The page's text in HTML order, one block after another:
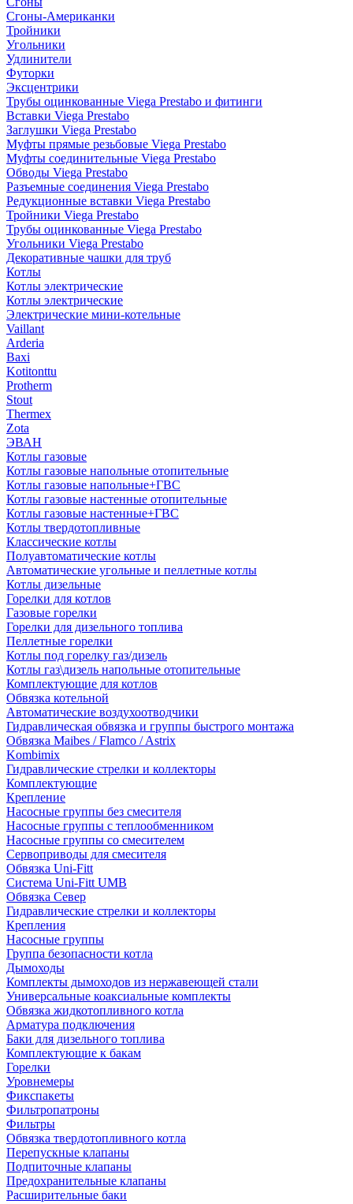
Сгоны-Американки
Тройники
Угольники
Удлинители
Футорки
Эксцентрики
Трубы оцинкованные Viega Prestabo и фитинги
Вставки Viega Prestabo
Заглушки Viega Prestabo
Муфты прямые резьбовые Viega Prestabo
Муфты соединительные Viega Prestabo
Обводы Viega Prestabo
Разъемные соединения Viega Prestabo
Редукционные вставки Viega Prestabo
Тройники Viega Prestabo
Трубы оцинкованные Viega Prestabo
Угольники Viega Prestabo
Декоративные чашки для труб
Котлы
Котлы электрические
Котлы электрические
Электрические мини-котельные
Vaillant
Arderia
Baxi
Kotitonttu
Protherm
Stout
Thermex
Zota
ЭВАН
Котлы газовые
Котлы газовые напольные отопительные
Котлы газовые напольные+ГВС
Котлы газовые настенные отопительные
Котлы газовые настенные+ГВС
Котлы твердотопливные
Классические котлы
Полуавтоматические котлы
Автоматические угольные и пеллетные котлы
Котлы дизельные
Горелки для котлов
Газовые горелки
Горелки для дизельного топлива
Пеллетные горелки
Котлы под горелку газ/дизель
Котлы газ\дизель напольные отопительные
Комплектующие для котлов
Обвязка котельной
Автоматические воздухоотводчики
Гидравлическая обвязка и группы быстрого монтажа
Обвязка Maibes / Flamco / Astrix
Kombimix
Гидравлические стрелки и коллекторы
Комплектующие
Крепление
Насосные группы без смесителя
Насосные группы с теплообменником
Насосные группы со смесителем
Сервоприводы для смесителя
Обвязка Uni-Fitt
Система Uni-Fitt UMB
Обвязка Север
Гидравлические стрелки и коллекторы
Крепления
Насосные группы
Группа безопасности котла
Дымоходы
Комплекты дымоходов из нержавеющей стали
Универсальные коаксиальные комплекты
Обвязка жидкотопливного котла
Арматура подключения
Баки для дизельного топлива
Комплектующие к бакам
Горелки
Уровнемеры
Фикспакеты
Фильтропатроны
Фильтры
Обвязка твердотопливного котла
Перепускные клапаны
Подпиточные клапаны
Предохранительные клапаны
Расширительные баки